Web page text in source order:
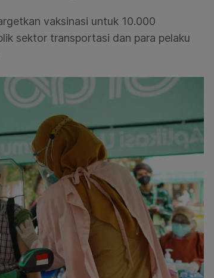
vaksinasi untuk 10.000
sektor transportasi dan para pelaku